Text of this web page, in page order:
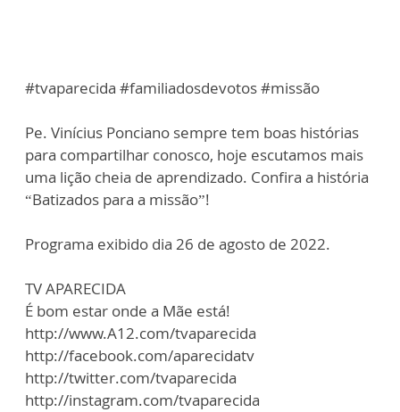
#tvaparecida #familiadosdevotos #missão
Pe. Vinícius Ponciano sempre tem boas histórias
para compartilhar conosco, hoje escutamos mais
uma lição cheia de aprendizado. Confira a história
“Batizados para a missão”!
Programa exibido dia 26 de agosto de 2022.
TV APARECIDA
É bom estar onde a Mãe está!
http://www.A12.com/tvaparecida
http://facebook.com/aparecidatv
http://twitter.com/tvaparecida
http://instagram.com/tvaparecida